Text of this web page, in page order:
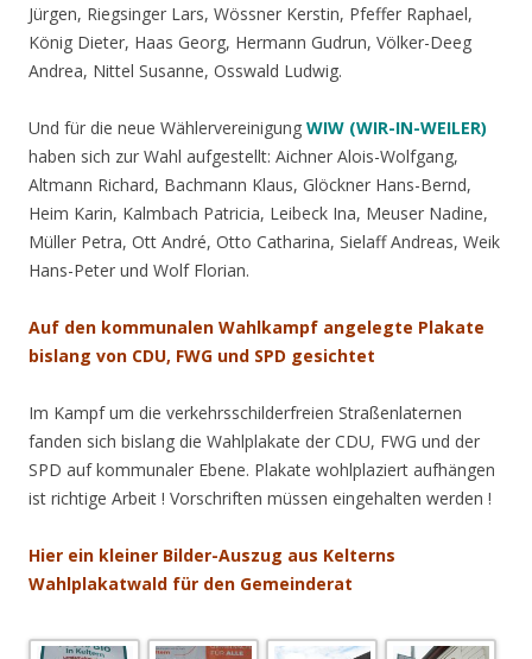
Jürgen, Riegsinger Lars, Wössner Kerstin, Pfeffer Raphael,
König Dieter, Haas Georg, Hermann Gudrun, Völker-Deeg
Andrea, Nittel Susanne, Osswald Ludwig.
Und für die neue Wählervereinigung WIW (WIR-IN-WEILER)
haben sich zur Wahl aufgestellt: Aichner Alois-Wolfgang,
Altmann Richard, Bachmann Klaus, Glöckner Hans-Bernd,
Heim Karin, Kalmbach Patricia, Leibeck Ina, Meuser Nadine,
Müller Petra, Ott André, Otto Catharina, Sielaff Andreas, Weik
Hans-Peter und Wolf Florian.
Auf den kommunalen Wahlkampf angelegte Plakate
bislang von CDU, FWG und SPD gesichtet
Im Kampf um die verkehrsschilderfreien Straßenlaternen
fanden sich bislang die Wahlplakate der CDU, FWG und der
SPD auf kommunaler Ebene. Plakate wohlplaziert aufhängen
ist richtige Arbeit ! Vorschriften müssen eingehalten werden !
Hier ein kleiner Bilder-Auszug aus Kelterns
Wahlplakatwald für den Gemeinderat